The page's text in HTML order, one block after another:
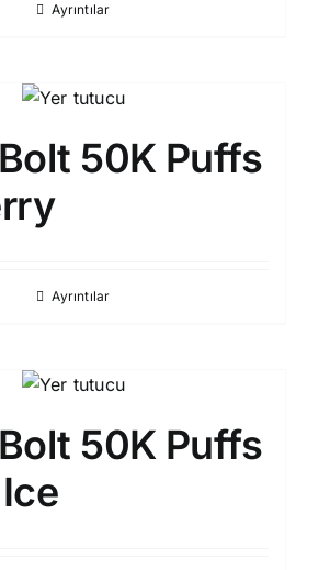
Ayrıntılar
50K Puffs
Ayrıntılar
50K Puffs